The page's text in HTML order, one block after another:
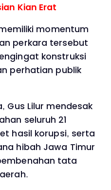
Kian Erat
momentum
perkara tersebut
konstruksi
perhatian publik
Gus Lilur mendesak
seluruh 21
hasil korupsi, serta
hibah Jawa Timur
tata